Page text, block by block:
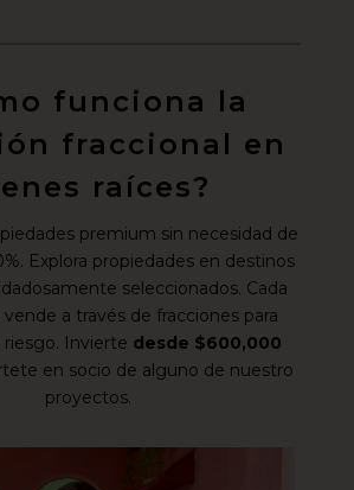
funciona la
fraccional en
raíces?
premium sin necesidad de
Explora propiedades en destinos
seleccionados. Cada
a través de fracciones para
Invierte desde $600,000
en socio de alguno de nuestro
proyectos.